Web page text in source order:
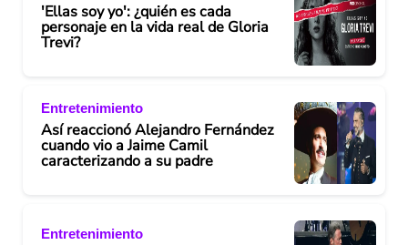
'Ellas soy yo': ¿quién es cada
personaje en la vida real de Gloria
Trevi?
Entretenimiento
Así reaccionó Alejandro Fernández
cuando vio a Jaime Camil
caracterizando a su padre
Entretenimiento